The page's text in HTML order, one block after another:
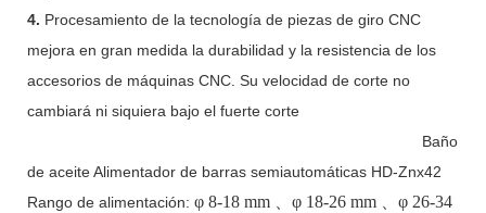
4. Procesamiento de la tecnología de piezas de giro CNC
mejora en gran medida la durabilidad y la resistencia de los
accesorios de máquinas CNC. Su velocidad de corte no
cambiará ni siquiera bajo el fuerte corte
Baño
de aceite Alimentador de barras semiautomáticas HD-Znx42
Rango de alimentación: φ 8-18 mm 、φ 18-26 mm 、φ 26-34